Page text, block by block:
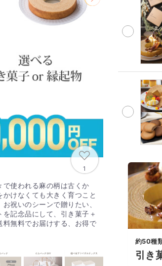
約50種
引き
1
使われる麻の柄は古くか
けなくても大きく育つこと
祝いのシーンで贈りたい、
記念品にして、引き菓子＋
料無料でお届けする、お得で